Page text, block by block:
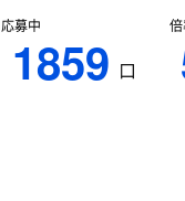
応募中
1859 口